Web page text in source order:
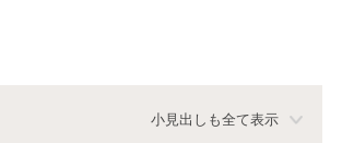
小見出しも全て表示